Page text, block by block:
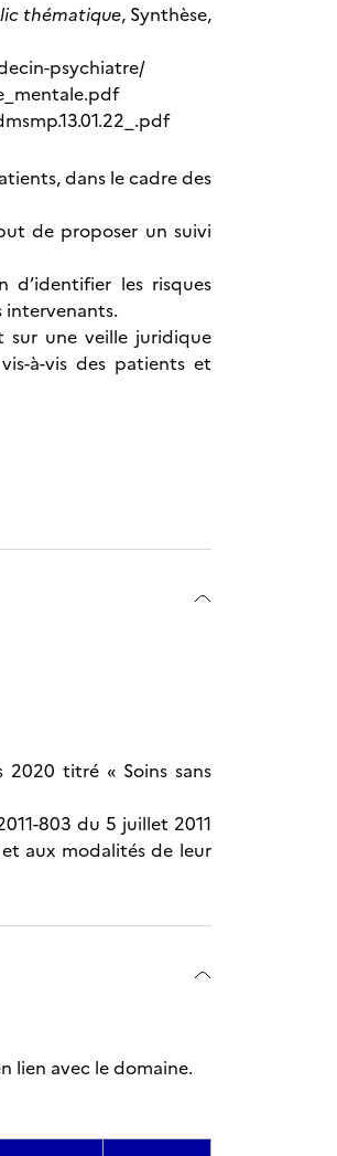
thématique, Synthèse,
psychiatre/
dans le cadre des
de proposer un suivi
d’identifier les risques
intervenants.
sur une veille juridique
à-vis des patients et
titré « Soins sans
803 du 5 juillet 2011
aux modalités de leur
lien avec le domaine.